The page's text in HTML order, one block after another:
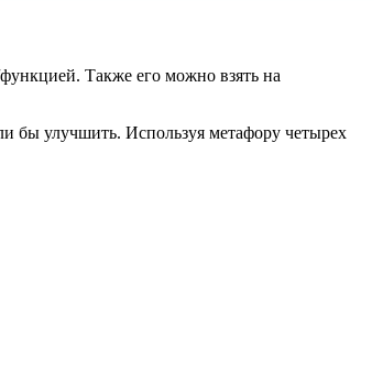
Также его можно взять на
бы улучшить. Используя метафору четырех